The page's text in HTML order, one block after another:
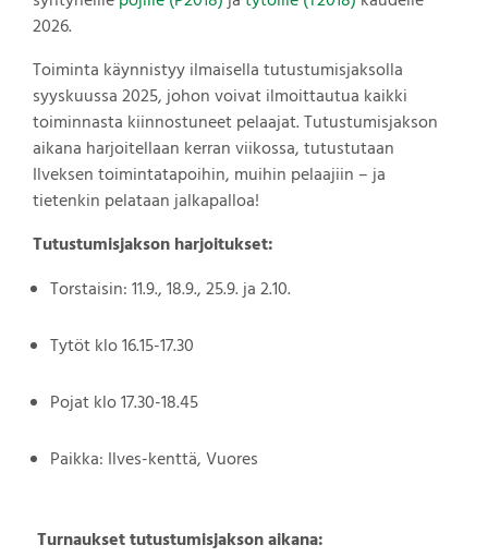
2026.
Toiminta käynnistyy ilmaisella tutustumisjaksolla
syyskuussa 2025, johon voivat ilmoittautua kaikki
toiminnasta kiinnostuneet pelaajat. Tutustumisjakson
aikana harjoitellaan kerran viikossa, tutustutaan
Ilveksen toimintatapoihin, muihin pelaajiin – ja
tietenkin pelataan jalkapalloa!
Tutustumisjakson harjoitukset:
Torstaisin: 11.9., 18.9., 25.9. ja 2.10.
Tytöt klo 16.15-17.30
Pojat klo 17.30-18.45
Paikka: Ilves-kenttä, Vuores
Turnaukset tutustumisjakson aikana: